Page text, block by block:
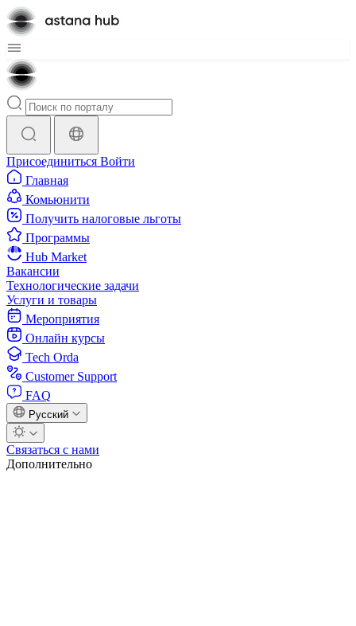
Присоединиться Войти
Главная
Комьюнити
Получить налоговые льготы
Программы
Hub Market
Вакансии
Технологические задачи
Услуги и товары
Мероприятия
Онлайн курсы
Tech Orda
Customer Support
FAQ
Русский
Связаться с нами
Дополнительно